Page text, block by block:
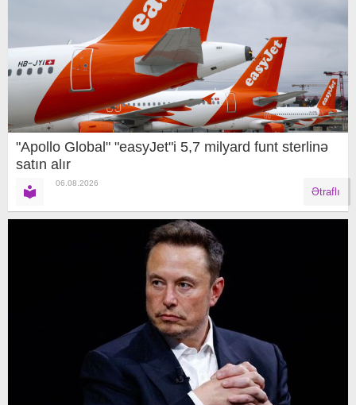
"Apollo Global" "easyJet"i 5,7 milyard funt sterlinə
satın alır
06.08.2026
Ətraflı